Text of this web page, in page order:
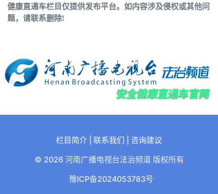
健康直通车栏目仅提供发布平台。如内容涉及侵权或其他问
题，请联系删除!
栏目简介 联系我们
咨询建议
© 2026 河南广播电视台法治频道 版权所有
豫ICP备2024053783号